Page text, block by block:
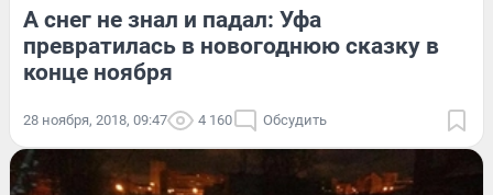
А снег не знал и падал: Уфа
превратилась в новогоднюю сказку в
конце ноября
28 ноября, 2018, 09:47 4 160 Обсудить